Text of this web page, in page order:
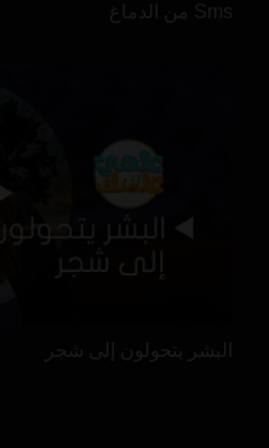
Sms من الدماغ
البشر يتحولون إلى شجر